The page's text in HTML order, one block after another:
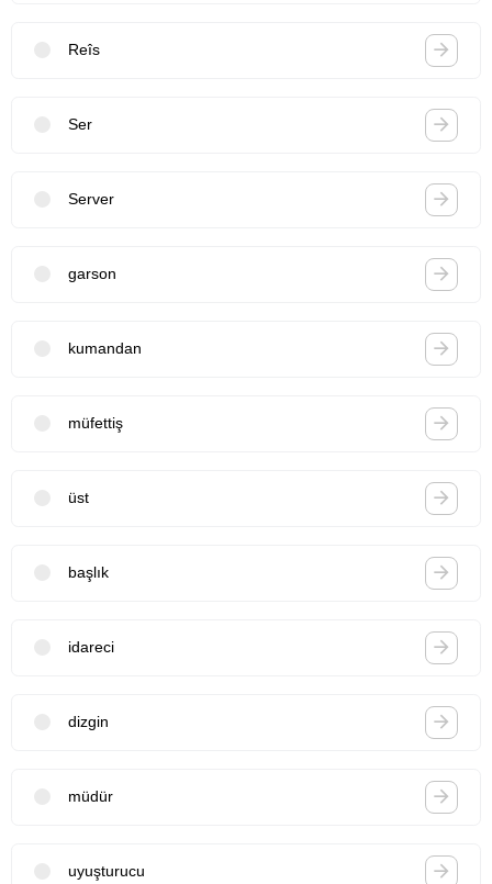
Reîs
Ser
Server
garson
kumandan
müfettiş
üst
başlık
idareci
dizgin
müdür
uyuşturucu